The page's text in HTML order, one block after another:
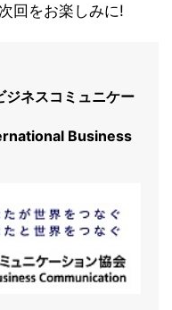
回をお楽しみに!
ジネスコミュニケー
Business